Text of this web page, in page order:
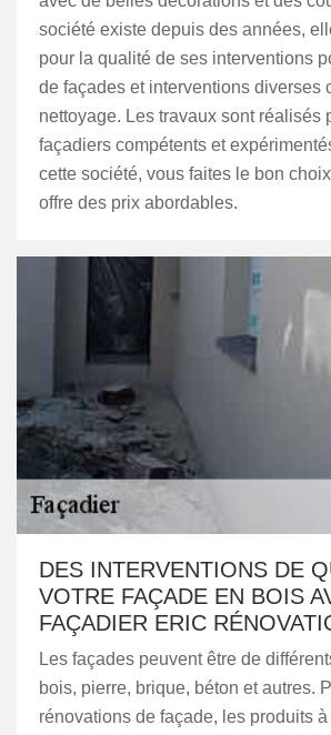
société existe depuis des années,
pour la qualité de ses interventions
de façades et interventions diverses
nettoyage. Les travaux sont réalisés
façadiers compétents et
cette société, vous faites le bon
offre des prix abordables.
DES INTERVENTIONS DE
VOTRE FAÇADE EN BOIS
FAÇADIER ERIC
Les façades peuvent être de
bois, pierre, brique, béton et autres.
rénovations de façade, les produits